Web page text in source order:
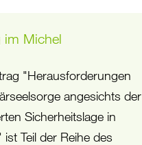
im Michel
"Herausforderungen
angesichts der
Sicherheitslage in
ist Teil der Reihe des